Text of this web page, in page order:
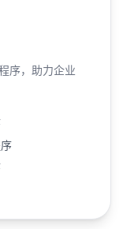
序，助力企业